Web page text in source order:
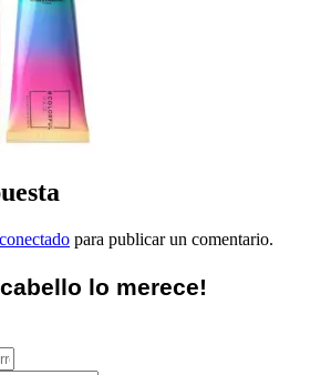
conectado para publicar un comentario.
lo merece!